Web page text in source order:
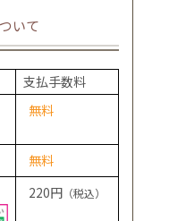
いて
支払手数料
無料
無料
220円 （税込）